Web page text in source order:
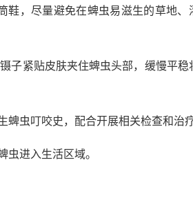
鞋，尽量避免在蜱虫易滋生的草地、
子紧贴皮肤夹住蜱虫头部，缓慢平稳
虫叮咬史，配合开展相关检查和治疗
进入生活区域。